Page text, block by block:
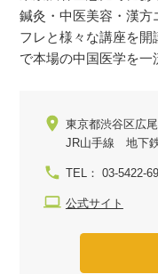
鍼灸・中医美容・漢方
フレと様々な講座を
で本場の中国医学を一
東京都渋谷区広
JR山手線 地下
TEL： 03-5422-
公式サイト